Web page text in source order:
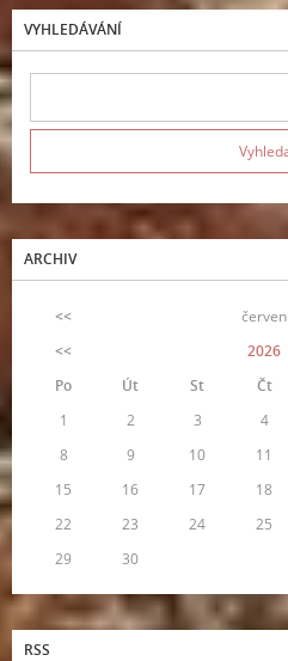
VYHLEDÁVÁNÍ
ARCHIV
<< červen
<<
2026
Po
Út St Čt
1
2 3 4
8
9 10 11
15
16 17 18
22
23 24 25
29
30
RSS